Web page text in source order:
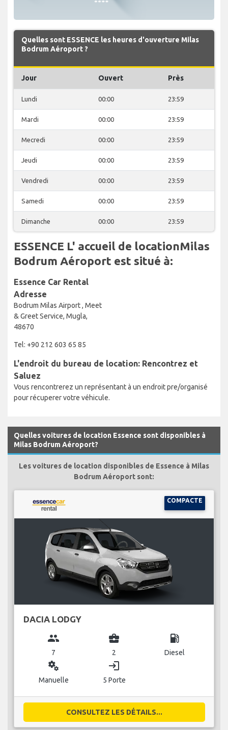
Quelles sont ESSENCE les heures d'ouverture Milas
Bodrum Aéroport ?
Jour Ouvert Près
Lundi 00:00 23:59
Mardi 00:00 23:59
Mecredi 00:00 23:59
Jeudi 00:00 23:59
Vendredi 00:00 23:59
Samedi 00:00 23:59
Dimanche 00:00 23:59
ESSENCE L' accueil de locationMilas
Bodrum Aéroport est situé à:
Essence Car Rental
Adresse
Bodrum Milas Airport , Meet
& Greet Service, Mugla,
48670
Tel: +90 212 603 65 85
L'endroit du bureau de location: Rencontrez et
Saluez
Vous rencontrerez un représentant à un endroit pre/organisé
pour récuperer votre véhicule.
Quelles voitures de location Essence sont disponibles à
Milas Bodrum Aéroport?
Les voitures de location disponibles de Essence à Milas
Bodrum Aéroport sont:
COMPACTE
DACIA LODGY
group
7
business_center
2
local_gas_station
Diesel
miscellaneous_services
Manuelle
login
5 Porte
CONSULTEZ LES DÉTAILS...